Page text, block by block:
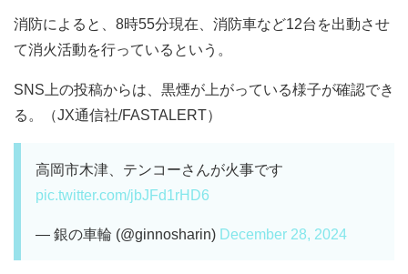
消防によると、8時55分現在、消防車など12台を出動させ
て消火活動を行っているという。
SNS上の投稿からは、黒煙が上がっている様子が確認でき
る。（JX通信社/FASTALERT）
高岡市木津、テンコーさんが火事です
pic.twitter.com/jbJFd1rHD6
— 銀の車輪 (@ginnosharin) December 28, 2024